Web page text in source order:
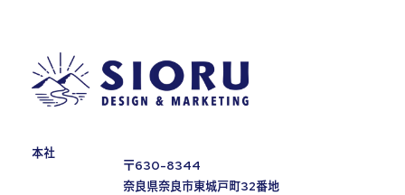
本社
〒630-8344
奈良県奈良市東城戸町32番地